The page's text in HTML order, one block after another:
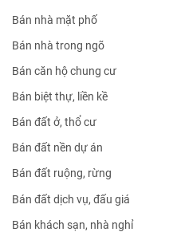
Bán nhà mặt phố
Bán nhà trong ngõ
Bán căn hộ chung cư
Bán biệt thự, liền kề
Bán đất ở, thổ cư
Bán đất nền dự án
Bán đất ruộng, rừng
Bán đất dịch vụ, đấu giá
Bán khách sạn, nhà nghỉ